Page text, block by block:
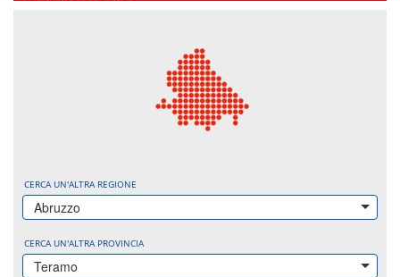
CERCA UN'ALTRA REGIONE
Abruzzo
CERCA UN'ALTRA PROVINCIA
Teramo